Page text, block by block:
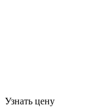
Узнать цену